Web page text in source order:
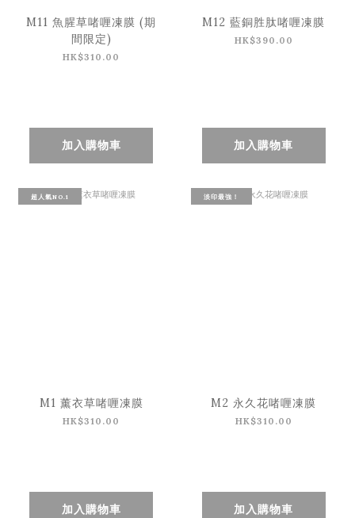
M11 魚腥草啫喱凍膜 (期
間限定)
HK$310.00
加入購物車
M12 藍銅胜肽啫喱凍膜
HK$390.00
加入購物車
超人氣NO.1
M1 薰衣草啫喱凍膜
HK$310.00
加入購物車
淡印最強！
M2 永久花啫喱凍膜
HK$310.00
加入購物車